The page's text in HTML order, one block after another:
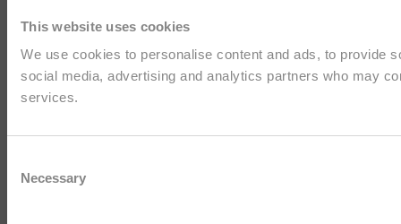
This website uses cookies
We use cookies to personalise content and ads, to provide
social media, advertising and analytics partners who may
services.
Selection
Necessary